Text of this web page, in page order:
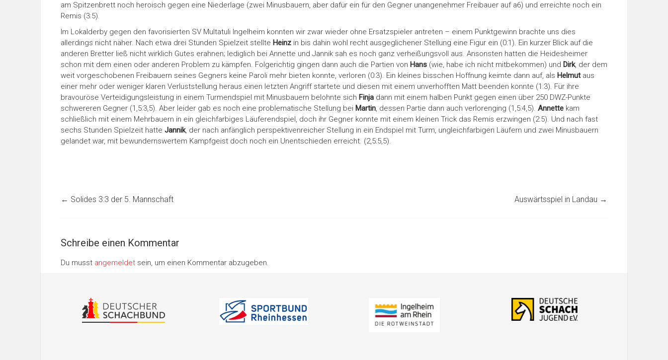
am Spitzenbrett noch heroisch gegen eine Niederlage (zwei Minusbauern, aber dafür ein für den Gegner unangenehmer Freibauer auf a6) und erreichte noch ein
Remis (3:5).
Im Lokalderby gegen den favorisierten SV Multatuli Ingelheim konnten wir zwar wieder ohne Ersatzspieler antreten – einem Punktgewinn brachte uns dies
allerdings nicht näher. Nach etwa drei Stunden Spielzeit stellte Heinz in bis dahin wohl recht ausgeglichener Stellung eine Figur ein (0:1). Ein kurzer Blick auf die
anderen Bretter ließ nicht wirklich Gutes erahnen; lediglich bei Annette und Jannik sah es noch ganz verheißungsvoll aus. Ansonsten hatten die Heidesheimer
schon mit dem einen oder anderen Problem zu kämpfen. Folgerichtig gingen dann auch die Partien von Hans (wie, habe ich nicht mitbekommen) und Dirk, der dem
weit vorgeschobenen Freibauern seines Gegners keine Paroli mehr bieten konnte, verloren (0:3). Ein kleines bisschen Hoffnung keimte dann auf, als Helmut aus
einer mehr oder weniger klaren Verluststellung heraus einen letzten Angriff startete und diesen mit einem unverhofften Matt beenden konnte (1:3). Für ihre
bravouröse Verteidigungsleistung in einem Turmendspiel mit Minusbauern belohnte sich Finja dann mit einem halben Punkt gegen einen über 250 DWZ-Punkte
schwereren Gegner (1,5:3,5). Aber leider gab es noch eine problematische Stellung bei Martin, dessen Partie dann auch verlorenging (1,5:4,5). Annette kam
schließlich mit einem Mehrbauern in ein gleichfarbiges Läuferendspiel, doch ihr Gegner konnte mit einem kleinen Trick das Remis erzwingen (2:5). Und nach fast
sechs Stunden Spielzeit hatte Jannik, der nach anfänglich perspektivenreicher Stellung in ein Endspiel mit Turm, ungleichfarbigen Läufern und zwei Minusbauern
gelandet war, mit bewundernswertem Kampfgeist doch noch ein Unentschieden erreicht. (2,5:5,5).
← Solides 3:3 der 5. Mannschaft Auswärtsspiel in Landau →
Schreibe einen Kommentar
Du musst angemeldet sein, um einen Kommentar abzugeben.